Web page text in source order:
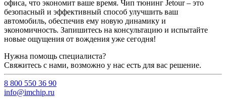
офиса, что экономит ваше время. Чип тюнинг Jetour – это
безопасный и эффективный способ улучшить ваш
автомобиль, обеспечив ему новую динамику и
экономичность. Запишитесь на консультацию и испытайте
новые ощущения от вождения уже сегодня!
Нужна помощь специалиста?
Свяжитесь с нами, возможно у нас есть для вас решение.
8 800 550 36 90
info@imchip.ru